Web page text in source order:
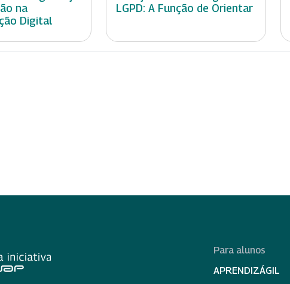
na
Digital
LGPD: A Função de Orientar
Para alunos
APRENDIZÁGIL